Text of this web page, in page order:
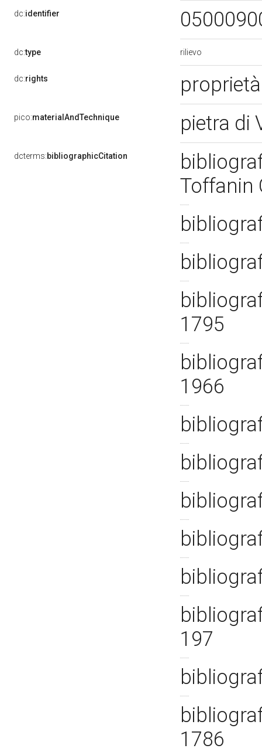
dc:identifier
dc:type rilievo
dc:rights
pico:materialAndTechnique pietra di
dcterms:bibliographicCitation
Toffanin
1795
1966
197
1786